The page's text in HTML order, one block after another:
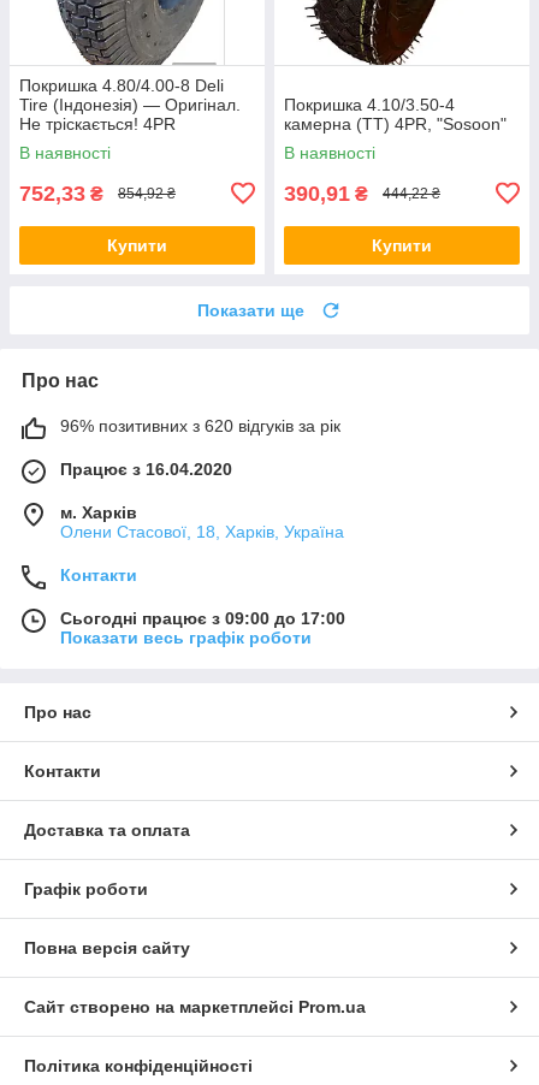
Покришка 4.80/4.00-8 Deli
Tire (Індонезія) — Оригінал.
Не тріскається! 4PR
(Посилена) 300кг
В наявності
752,33 ₴ 854,92 ₴
Купити
Покришка 4.10/3.50-4
камерна (TT) 4PR, "Sosoon"
В наявності
390,91 ₴ 444,22 ₴
Купити
Показати ще
Про нас
96% позитивних з 620 відгуків за рік
Працює з 16.04.2020
м. Харків
Олени Стасової, 18, Харків, Україна
Контакти
Сьогодні працює з 09:00 до 17:00
Показати весь графік роботи
Про нас
Контакти
Доставка та оплата
Графік роботи
Повна версія сайту
Сайт створено на маркетплейсі Prom.ua
Політика конфіденційності